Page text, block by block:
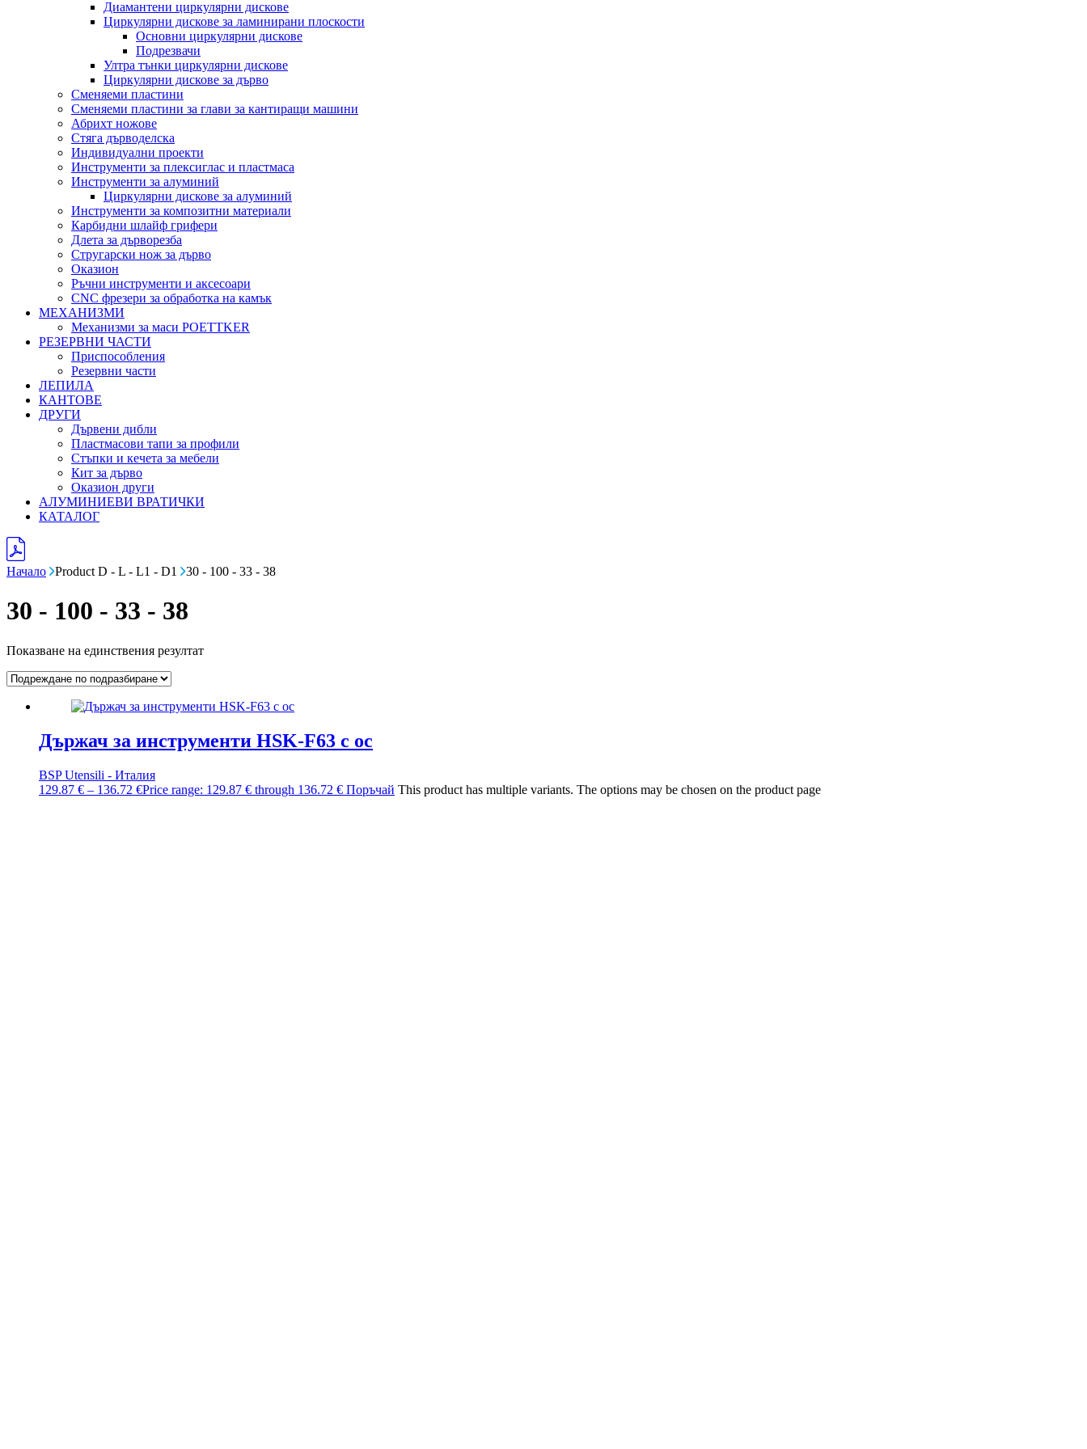
Диамантени циркулярни дискове
Циркулярни дискове за ламинирани плоскости
Основни циркулярни дискове
Подрезвачи
Ултра тънки циркулярни дискове
Циркулярни дискове за дърво
Сменяеми пластини
Сменяеми пластини за глави за кантиращи машини
Абрихт ножове
Стяга дърводелска
Индивидуални проекти
Инструменти за плексиглас и пластмаса
Инструменти за алуминий
Циркулярни дискове за алуминий
Инструменти за композитни материали
Карбидни шлайф грифери
Длета за дърворезба
Стругарски нож за дърво
Оказион
Ръчни инструменти и аксесоари
CNC фрезери за обработка на камък
МЕХАНИЗМИ
Механизми за маси POETTKER
РЕЗЕРВНИ ЧАСТИ
Приспособления
Резервни части
ЛЕПИЛА
КАНТОВЕ
ДРУГИ
Дървени дибли
Пластмасови тапи за профили
Стъпки и кечета за мебели
Кит за дърво
Оказион други
АЛУМИНИЕВИ ВРАТИЧКИ
КАТАЛОГ
Начало Product D - L - L1 - D1 30 - 100 - 33 - 38
30 - 100 - 33 - 38
Показване на единствения резултат
Държач за инструменти HSK-F63 с ос
BSP Utensili - Италия
129.87 € – 136.72 €Price range: 129.87 € through 136.72 € Поръчай This product has multiple variants. The options may be chosen on the product page